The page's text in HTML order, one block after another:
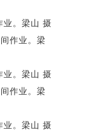
业。梁山 摄
业。梁山 摄
业。梁山 摄